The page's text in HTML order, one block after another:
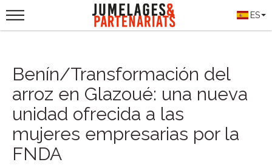
ES
Benín/Transformación del
arroz en Glazoué: una nueva
unidad ofrecida a las
mujeres empresarias por la
FNDA